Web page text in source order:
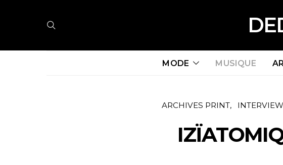
MODE MUSIQUE
ARCHIVES PRINT